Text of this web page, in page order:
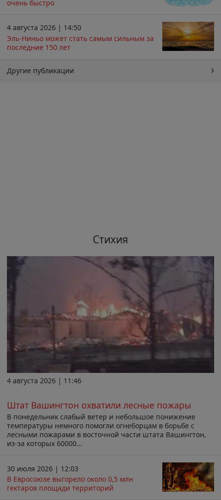
очень быстро
4 августа 2026 | 14:50
Эль-Ниньо может стать самым сильным за
последние 150 лет
Другие публикации
Стихия
4 августа 2026 | 11:46
Штат Вашингтон охватили лесные пожары
В понедельник слабый ветер и небольшое понижение
температуры немного помогли огнеборцам в борьбе с
лесными пожарами в восточной части штата Вашингтон,
из-за которых 60000...
30 июля 2026 | 12:03
В Евросоюзе выгорело около 0,5 млн
гектаров площади территорий